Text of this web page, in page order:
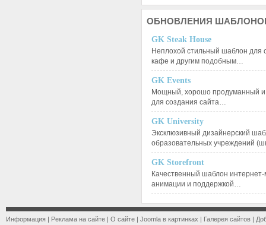
ОБНОВЛЕНИЯ
GK Steak House
Неплохой стильный шаблон для
кафе и другим подобным…
GK Events
Мощный, хорошо продуманный и
для создания сайта…
GK University
Эксклюзивный дизайнерский
образовательных учреждений
GK Storefront
Качественный шаблон
анимации и поддержкой…
Информация | Реклама на сайте | О сайте | Joomla в картинках | Галерея сайтов |